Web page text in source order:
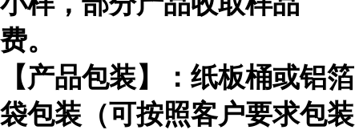
费。
【产品包装】：纸板桶或铝箔
袋包装（可按照客户要求包装